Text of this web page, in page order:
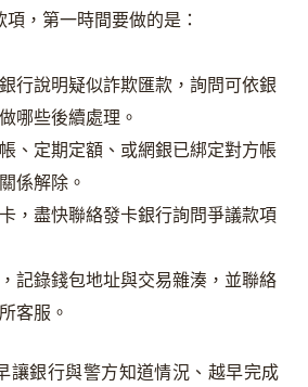
，第一時間要做的是：
行說明疑似詐欺匯款，詢問可依銀
哪些後續處理。
、定期定額、或網銀已綁定對方帳
係解除。
，盡快聯絡發卡銀行詢問爭議款項
記錄錢包地址與交易雜湊，並聯絡
客服。
讓銀行與警方知道情況、越早完成